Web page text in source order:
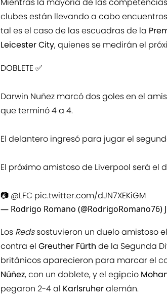
Mientras la mayoría de las
clubes están llevando a cabo
tal es el caso de las escuadras de la
Leicester City, quienes se medirán el
DOBLETE ✅️
Darwin Nuñez marcó dos goles en el
que terminó 4 a 4.
El delantero ingresó para jugar el
El próximo amistoso de Liverpool será el
📷 @LFC pic.twitter.com/dJN7XEKiGM
— Rodrigo Romano (@RodrigoRomano76)
Los Redssostuvieron un duelo amistoso
contra el Greuther Fürth de la Segunda
británicos aparecieron para marcar el
Núñez, con un doblete, y el egipcio
pegaron 2-4 al Karlsruheralemán.